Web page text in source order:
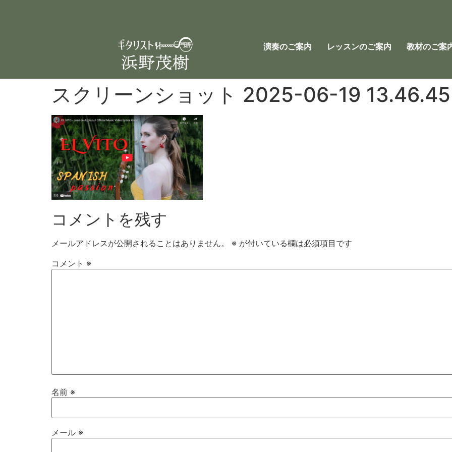
演奏のご案内 レッスンのご案内 教材のご案
スクリーンショット 2025-06-19 13.46.45
コメントを残す
メールアドレスが公開されることはありません。 ※ が付いている欄は必須項目です
コメント ※
名前 ※
メール ※